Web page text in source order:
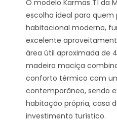
O modelo Karmas T1 da
escolha ideal para
habitacional moderno,
excelente
área útil aproximada de
madeira maciça
conforto térmico com
contemporâneo, sendo
habitação própria, casa
investimento turístico.